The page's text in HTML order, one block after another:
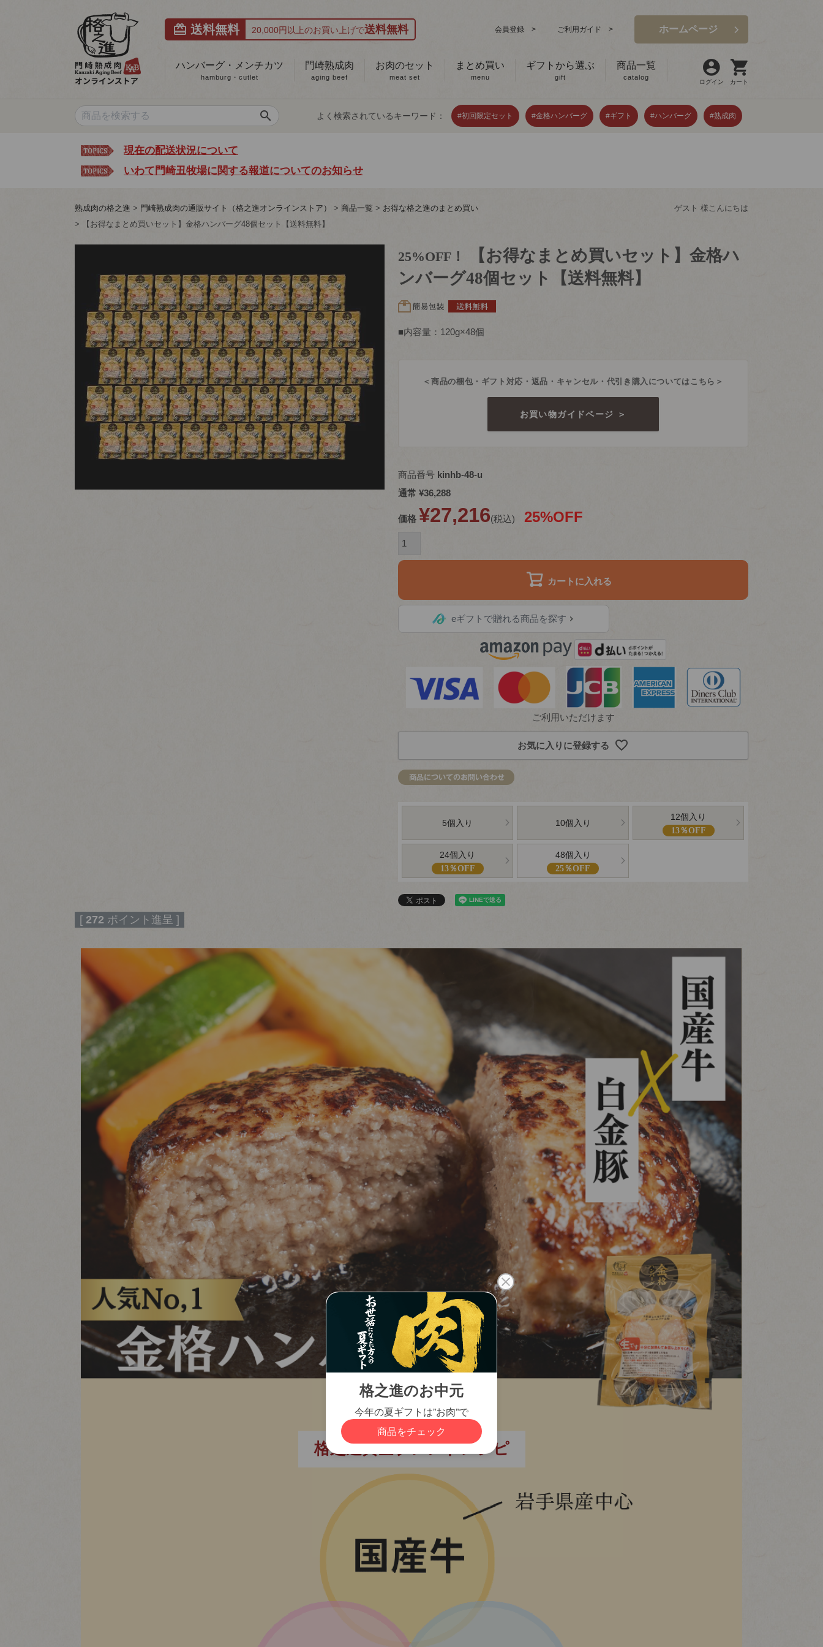
card_giftcard 送料無料 20,000円以上のお買い上げで送料無料 会員登録 > ご利用ガイド > ホームページ
ハンバーグ・メンチカツ
hamburg・cutlet
門崎熟成肉
aging beef
お肉のセット
meat set
まとめ買い
menu
ギフトから選ぶ
gift
商品一覧
catalog
ログイン カート
search よく検索されているキーワード： #初回限定セット #金格ハンバーグ #ギフト #ハンバーグ #熟成肉
現在の配送状況について
いわて門崎丑牧場に関する報道についてのお知らせ
熟成肉の格之進 門崎熟成肉の通販サイト（格之進オンラインストア） 商品一覧
お得な格之進のまとめ買い
【お得なまとめ買いセット】金格ハンバーグ48個セット【送料無料】
ゲスト 様こんにちは
25%OFF！
【お得なまとめ買いセット】金格ハ
ンバーグ48個セット【送料無料】
■内容量：120g×48個
＜商品の梱包・ギフト対応・返品・キャンセル・代引き購入についてはこちら＞
お買い物ガイドページ ＞
商品番号 kinhb-48-u
通常 ¥36,288
価格 ¥27,216 税込 25%OFF
カートに入れる
eギフトで贈れる商品を探す
ご利用いただけます
お気に入りに登録する
5個入り 10個入り
12個入り
13％OFF
24個入り
13％OFF
48個入り
25％OFF
[ 272 ポイント進呈 ]
格之進黄金ブレンドレシピ